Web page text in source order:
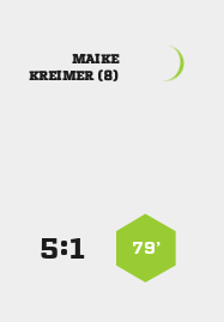

 
79’
: